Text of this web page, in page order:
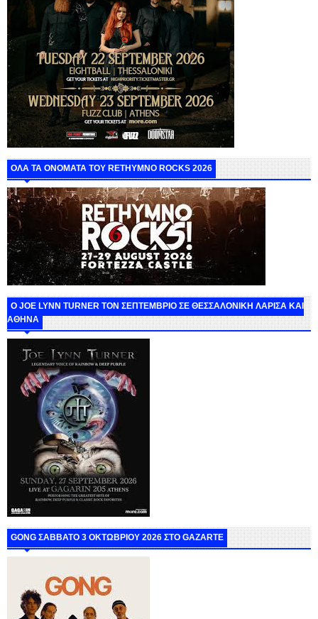
ΟΛΑ ΤΑ ΟΝΟΜΑΤΑ ΤΟΥ RETHYMNO ROCKS 2026
O JOE LYNN TURNER ΤΟΝ ΣΕΠΤΕΜΒΡΙΟ ΣΕ ΘΕΣΣΑΛΟΝΙΚΗ ΛΑΡΙΣΑ ΚΑΙ
ΑΘΗΝΑ
GONG ΣΑΒΒΑΤΟ 3 ΟΚΤΩΒΡΙΟΥ 2026 ΣΤΟ GAZARTE